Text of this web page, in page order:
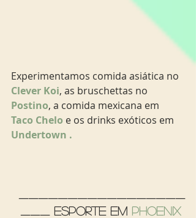
Experimentamos comida asiática no
Clever Koi, as bruschettas no
Postino, a comida mexicana em
Taco Chelo e os drinks exóticos em
Undertown .
___ Esporte em Phoenix